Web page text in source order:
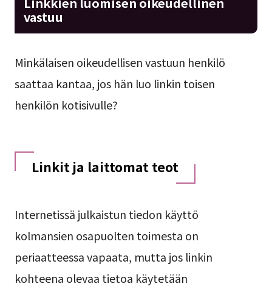
vastuu
Minkälaisen oikeudellisen vastuun henkilö
saattaa kantaa, jos hän luo linkin toisen
henkilön kotisivulle?
Linkit ja laittomat teot
Internetissä julkaistun tiedon käyttö
kolmansien osapuolten toimesta on
periaatteessa vapaata, mutta jos linkin
kohteena olevaa tietoa käytetään